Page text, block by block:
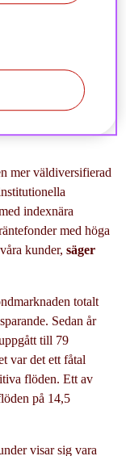
följd av en osäker
inflation
mer väldiversifierad
indexnära
med höga
kunder, säger
totalt
Sedan år
till 79
var det ett fåtal
flöden. Ett av
på 14,5
visar sig vara